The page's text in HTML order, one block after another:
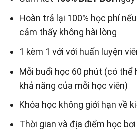
Hoàn trả lại 100% học phí
cảm thấy không hài lòng
1 kèm 1 với với huấn luyện
Mỗi buổi học 60 phút (có thể
khả năng của mỗi học viên)
Khóa học không giới hạn về
Thời gian và địa điểm học